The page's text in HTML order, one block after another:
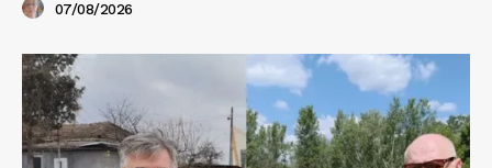
07/08/2026